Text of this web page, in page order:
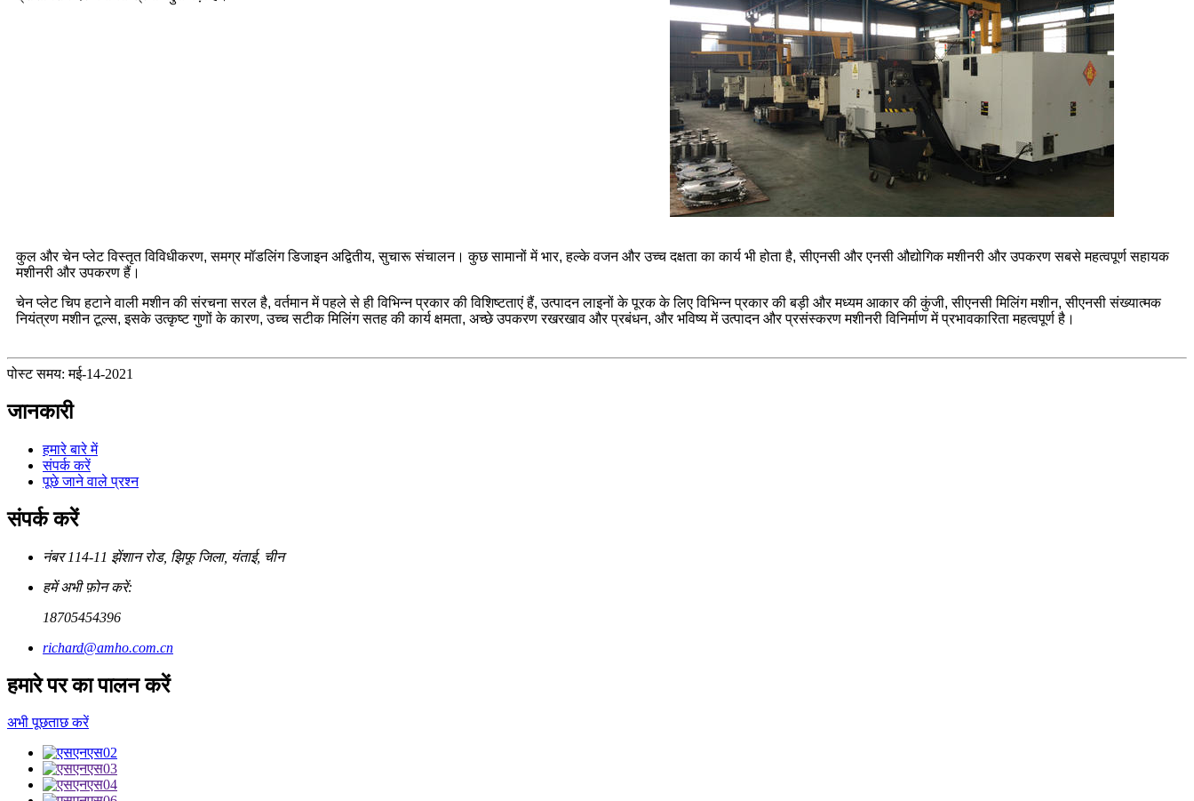
कुल और चेन प्लेट विस्तृत विविधीकरण, समग्र मॉडलिंग डिजाइन अद्वितीय, सुचारू संचालन। कुछ सामानों में भार, हल्के वजन और उच्च दक्षता का कार्य भी होता है, सीएनसी और एनसी औद्योगिक मशीनरी और उपकरण सबसे महत्वपूर्ण सहायक
मशीनरी और उपकरण हैं।
चेन प्लेट चिप हटाने वाली मशीन की संरचना सरल है, वर्तमान में पहले से ही विभिन्न प्रकार की विशिष्टताएं हैं, उत्पादन लाइनों के पूरक के लिए विभिन्न प्रकार की बड़ी और मध्यम आकार की कुंजी, सीएनसी मिलिंग मशीन, सीएनसी संख्यात्मक
नियंत्रण मशीन टूल्स, इसके उत्कृष्ट गुणों के कारण, उच्च सटीक मिलिंग सतह की कार्य क्षमता, अच्छे उपकरण रखरखाव और प्रबंधन, और भविष्य में उत्पादन और प्रसंस्करण मशीनरी विनिर्माण में प्रभावकारिता महत्वपूर्ण है।
पोस्ट समय: मई-14-2021
जानकारी
हमारे बारे में
संपर्क करें
पूछे जाने वाले प्रश्न
संपर्क करें
नंबर 114-11 झेंशान रोड, झिफू जिला, यंताई, चीन
हमें अभी फ़ोन करें:
18705454396
richard@amho.com.cn
हमारे पर का पालन करें
अभी पूछताछ करें